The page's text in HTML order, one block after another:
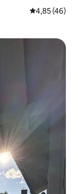
Évaluation
4,85 (46)